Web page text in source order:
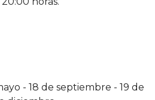
- 18 de septiembre - 19 de